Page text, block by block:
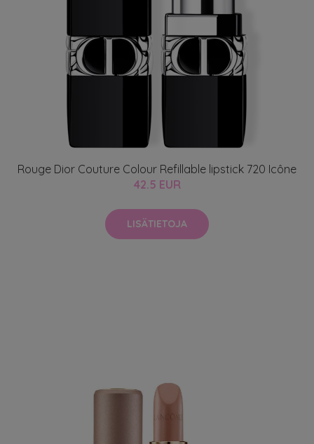
Rouge Dior Couture Colour Refillable lipstick 720 Icône
42.5 EUR
LISÄTIETOJA